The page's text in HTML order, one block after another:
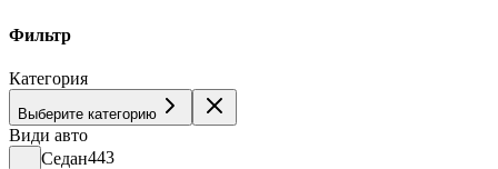
Фильтр
Категория
Выберите категорию
Види авто
Седан443